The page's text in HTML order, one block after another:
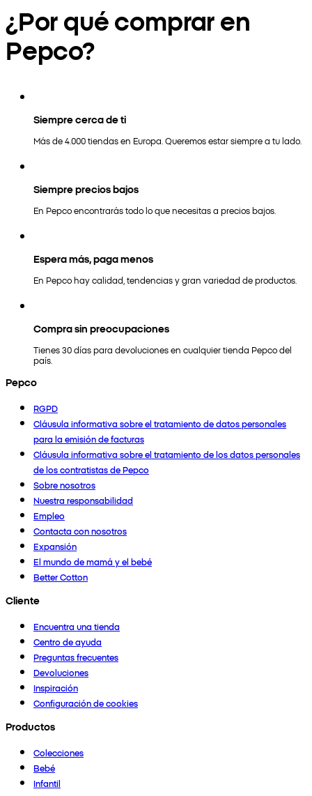
¿Por qué comprar en
Pepco?
Siempre cerca de ti
Más de 4.000 tiendas en Europa. Queremos estar siempre a tu lado.
Siempre precios bajos
En Pepco encontrarás todo lo que necesitas a precios bajos.
Espera más, paga menos
En Pepco hay calidad, tendencias y gran variedad de productos.
Compra sin preocupaciones
Tienes 30 días para devoluciones en cualquier tienda Pepco del
país.
Pepco
RGPD
Cláusula informativa sobre el tratamiento de datos personales
para la emisión de facturas
Cláusula informativa sobre el tratamiento de los datos personales
de los contratistas de Pepco
Sobre nosotros
Nuestra responsabilidad
Empleo
Contacta con nosotros
Expansión
El mundo de mamá y el bebé
Better Cotton
Cliente
Encuentra una tienda
Centro de ayuda
Preguntas frecuentes
Devoluciones
Inspiración
Configuración de cookies
Productos
Colecciones
Bebé
Infantil